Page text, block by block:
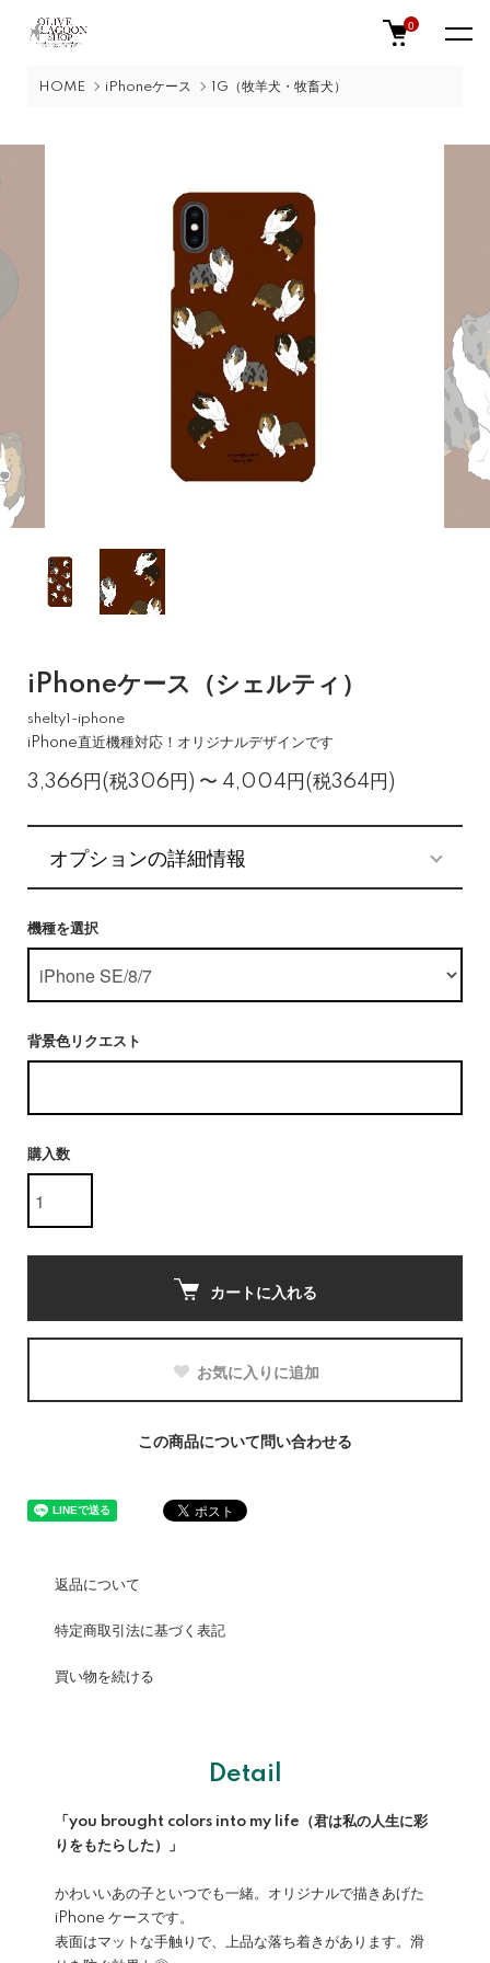
0
HOME iPhoneケース 1G（牧羊犬・牧畜犬）
iPhoneケース（シェルティ）
shelty1-iphone
iPhone直近機種対応！オリジナルデザインです
3,366円(税306円) 〜 4,004円(税364円)
オプションの詳細情報
機種を選択
背景色リクエスト
購入数
カートに入れる
お気に入りに追加
この商品について問い合わせる
返品について
特定商取引法に基づく表記
買い物を続ける
Detail
「you brought colors into my life（君は私の人生に彩
りをもたらした）」
かわいいあの子といつでも一緒。オリジナルで描きあげた
iPhone ケースです。
表面はマットな手触りで、上品な落ち着きがあります。滑